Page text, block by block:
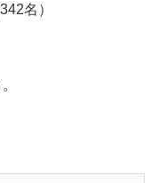
名）